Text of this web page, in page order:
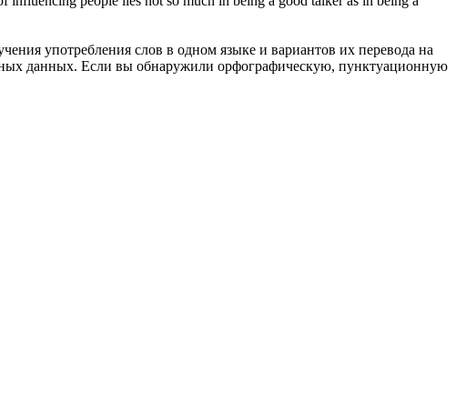
употребления слов в одном языке и вариантов их перевода на
данных. Если вы обнаружили орфографическую, пунктуационную